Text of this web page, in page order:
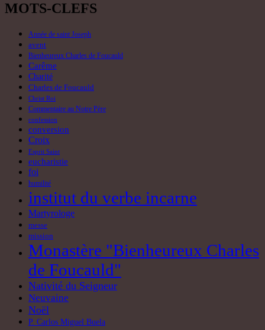
MOTS-CLEFS
Année de saint Joseph
avent
Bienheureux Charles de Foucauld
Carême
Charité
Charles de Foucauld
Christ Roi
Commentaire au Notre Père
confession
conversion
Croix
Esprit Saint
eucharistie
foi
humilité
institut du verbe incarne
Martyrologe
messe
mission
Monastère "Bienheureux Charles
de Foucauld"
Nativité du Seigneur
Neuvaine
Noël
P. Carlos Miguel Buela